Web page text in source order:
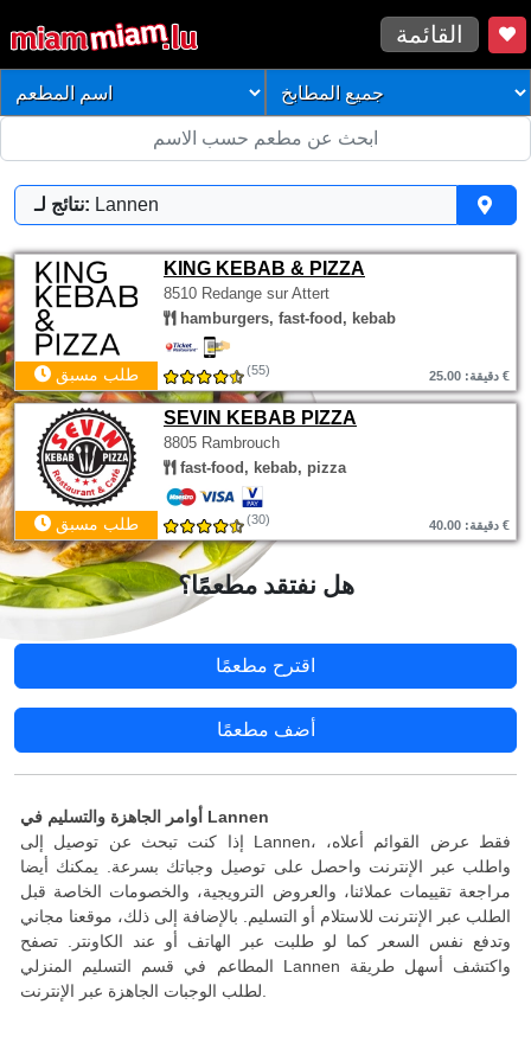
القائمة
نتائج لـ: Lannen
KING KEBAB & PIZZA
8510 Redange sur Attert
hamburgers, fast-food, kebab
طلب مسبق (55) دقيقة: 25.00 €
SEVIN KEBAB PIZZA
8805 Rambrouch
fast-food, kebab, pizza
طلب مسبق (30) دقيقة: 40.00 €
هل نفتقد مطعمًا؟
اقترح مطعمًا
أضف مطعمًا
أوامر الجاهزة والتسليم في Lannen
إذا كنت تبحث عن توصيل إلى Lannen، فقط عرض القوائم أعلاه،
واطلب عبر الإنترنت واحصل على توصيل وجباتك بسرعة. يمكنك أيضا
مراجعة تقييمات عملائنا، والعروض الترويجية، والخصومات الخاصة قبل
الطلب عبر الإنترنت للاستلام أو التسليم. بالإضافة إلى ذلك، موقعنا مجاني
وتدفع نفس السعر كما لو طلبت عبر الهاتف أو عند الكاونتر. تصفح
المطاعم في قسم التسليم المنزلي Lannen واكتشف أسهل طريقة